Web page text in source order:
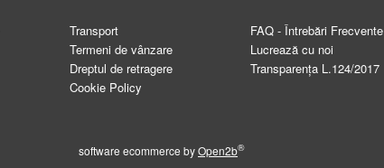
Transport
Termeni de vânzare
Dreptul de retragere
Cookie Policy
FAQ - Întrebări Frecvente
Lucrează cu noi
Transparența L.124/2017
software ecommerce byOpen2b®